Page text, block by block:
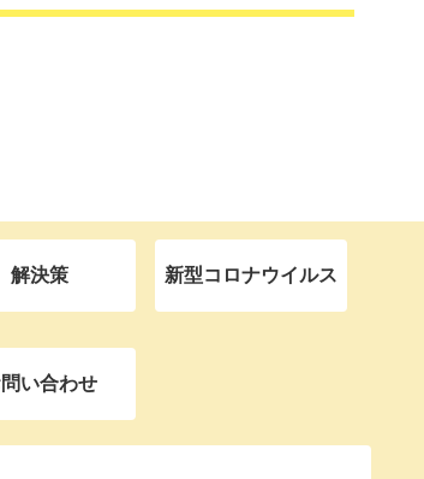
解決策 新型コロナウイルス
い合わせ